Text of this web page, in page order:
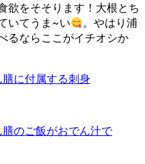
欲をそそります！大根とち
いてうま~い
。やはり浦
るならここがイチオシか